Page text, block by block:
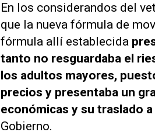
En los considerandos del
que la nueva fórmula de
fórmula allí establecida
tanto no resguardaba el
los adultos mayores,
precios y presentaba un
económicas y su traslado
Gobierno.